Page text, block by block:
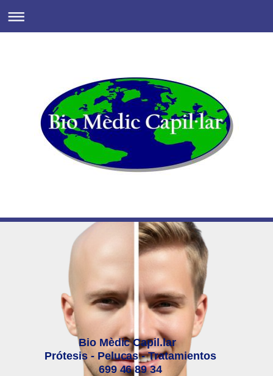
Bio Mèdic Capil.lar
Prótesis - Pelucas - Tratamientos
699 46 89 34